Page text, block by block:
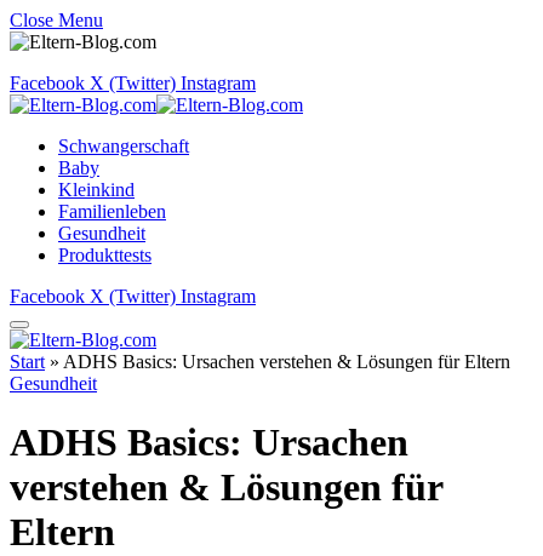
Close Menu
Facebook X (Twitter) Instagram
Schwangerschaft
Baby
Kleinkind
Familienleben
Gesundheit
Produkttests
Facebook X (Twitter) Instagram
Start » ADHS Basics: Ursachen verstehen & Lösungen für Eltern
Gesundheit
ADHS Basics: Ursachen
verstehen & Lösungen für
Eltern